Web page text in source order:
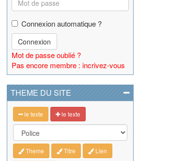
Connexion automatique ?
Connexion
Mot de passe oublié ?
Pas encore membre : incrivez-vous
THEME DU SITE
le texte le texte
Theme Titre Lien